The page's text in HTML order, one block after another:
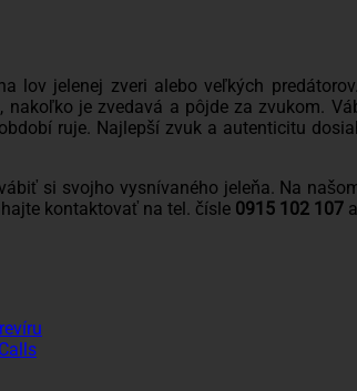
lov jelenej zveri alebo veľkých
je zvedavá a pôjde za zvukom.
ruje. Najlepší zvuk a autenticitu
si svojho vysnívaného jeleňa. Na
kontaktovať na tel. čísle 0915 102 107
Žiadne